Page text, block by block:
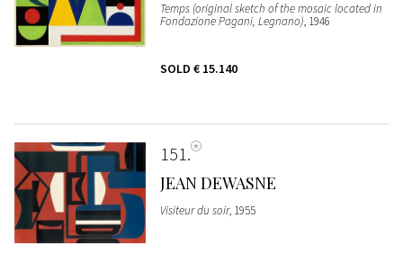
Temps (original sketch of the mosaic located in
Fondazione Pagani, Legnano), 1946
SOLD € 15.140
151
JEAN DEWASNE
Visiteur du soir, 1955